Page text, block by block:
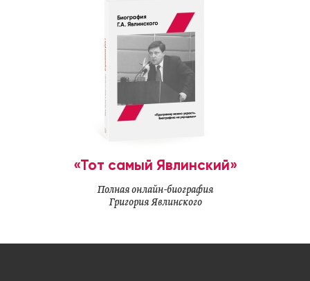
«Тот самый Явлинский»
Полная онлайн-биография
Григория Явлинского